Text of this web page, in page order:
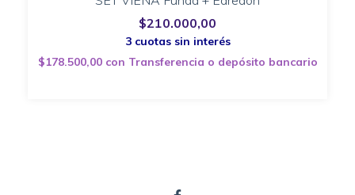
$210.000,00
$178.500,00 con Transferencia o depósito bancario